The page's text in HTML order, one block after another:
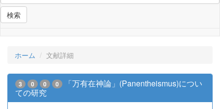
検索
ホーム 文献詳細
3 0 0 0
「万有在神論」(Panentheismus)につい
ての研究